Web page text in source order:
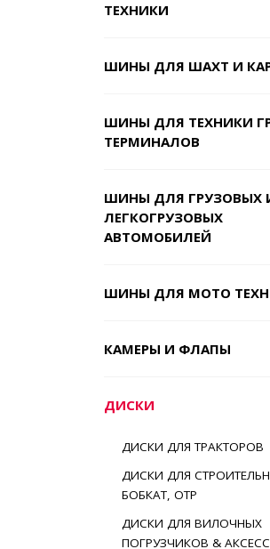
ТЕХНИКИ
ШИНЫ ДЛЯ ШАХТ И
ШИНЫ ДЛЯ ТЕХНИКИ
ТЕРМИНАЛОВ
ШИНЫ ДЛЯ ГРУЗОВЫХ
ЛЕГКОГРУЗОВЫХ
АВТОМОБИЛЕЙ
ШИНЫ ДЛЯ МОТО
КАМЕРЫ И ФЛАПЫ
ДИСКИ
ДИСКИ ДЛЯ ТРАКТОРОВ
ДИСКИ ДЛЯ
БОБКАТ, ОТР
ДИСКИ ДЛЯ ВИЛОЧНЫХ
ПОГРУЗЧИКОВ &